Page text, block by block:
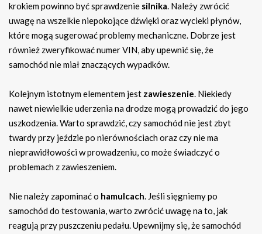
krokiem powinno być sprawdzenie silnika. Należy zwrócić
uwagę na wszelkie niepokojące dźwięki oraz wycieki płynów,
które mogą sugerować problemy mechaniczne. Dobrze jest
również zweryfikować numer VIN, aby upewnić się, że
samochód nie miał znaczących wypadków.
Kolejnym istotnym elementem jest zawieszenie. Niekiedy
nawet niewielkie uderzenia na drodze mogą prowadzić do jego
uszkodzenia. Warto sprawdzić, czy samochód nie jest zbyt
twardy przy jeździe po nierównościach oraz czy nie ma
nieprawidłowości w prowadzeniu, co może świadczyć o
problemach z zawieszeniem.
Nie należy zapominać o hamulcach. Jeśli sięgniemy po
samochód do testowania, warto zwrócić uwagę na to, jak
reagują przy puszczeniu pedału. Upewnijmy się, że samochód